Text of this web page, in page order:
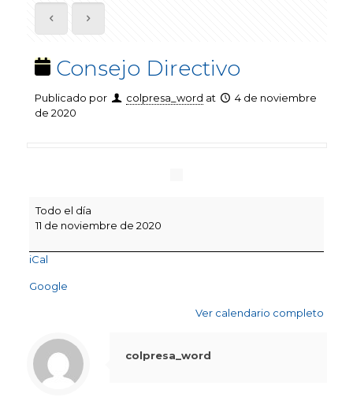
Consejo Directivo
Publicado por colpresa_word at
4 de noviembre
de 2020
Directivo
Todo el día
11 de noviembre de 2020
iCal
Google
Ver calendario completo
colpresa_word